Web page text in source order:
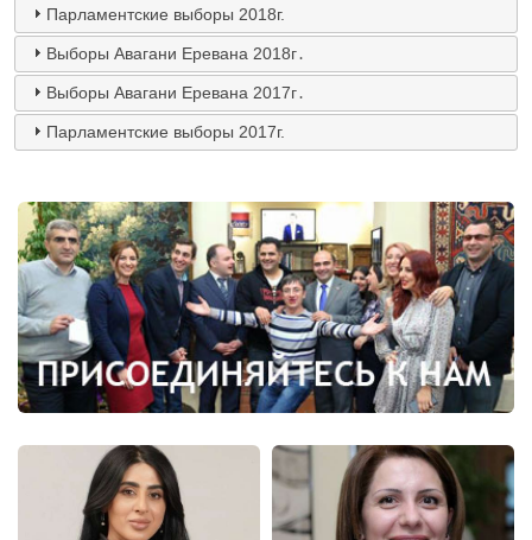
Парламентские выборы 2018г.
Выборы Авагани Еревана 2018г․
Выборы Авагани Еревана 2017г․
Парламентские выборы 2017г.